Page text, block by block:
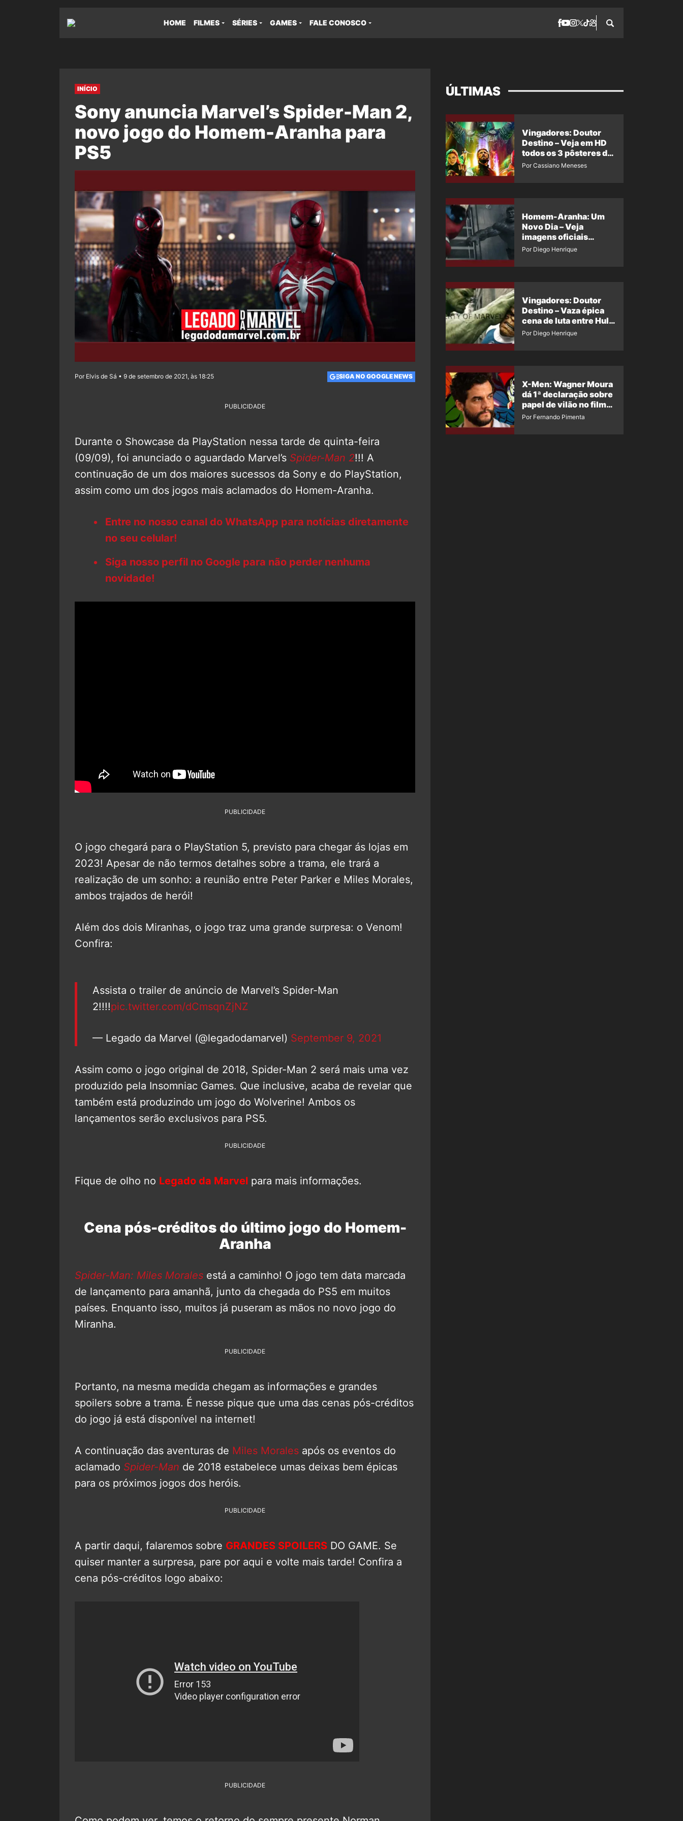
HOME FILMES SÉRIES GAMES FALE CONOSCO
INÍCIO
Sony anuncia Marvel’s Spider-Man 2,
novo jogo do Homem-Aranha para
PS5
Por Elvis de Sá • 9 de setembro de 2021, às 18:25 SIGA NO GOOGLE NEWS
PUBLICIDADE
Durante o Showcase da PlayStation nessa tarde de quinta-feira
(09/09), foi anunciado o aguardado Marvel’s Spider-Man 2!!! A
continuação de um dos maiores sucessos da Sony e do PlayStation,
assim como um dos jogos mais aclamados do Homem-Aranha.
Entre no nosso canal do WhatsApp para notícias diretamente
no seu celular!
Siga nosso perfil no Google para não perder nenhuma
novidade!
PUBLICIDADE
O jogo chegará para o PlayStation 5, previsto para chegar ás lojas em
2023! Apesar de não termos detalhes sobre a trama, ele trará a
realização de um sonho: a reunião entre Peter Parker e Miles Morales,
ambos trajados de herói!
Além dos dois Miranhas, o jogo traz uma grande surpresa: o Venom!
Confira:
Assista o trailer de anúncio de Marvel’s Spider-Man
2!!!!pic.twitter.com/dCmsqnZjNZ
— Legado da Marvel (@legadodamarvel) September 9, 2021
Assim como o jogo original de 2018, Spider-Man 2 será mais uma vez
produzido pela Insomniac Games. Que inclusive, acaba de revelar que
também está produzindo um jogo do Wolverine! Ambos os
lançamentos serão exclusivos para PS5.
PUBLICIDADE
Fique de olho no Legado da Marvel para mais informações.
Cena pós-créditos do último jogo do Homem-
Aranha
Spider-Man: Miles Morales está a caminho! O jogo tem data marcada
de lançamento para amanhã, junto da chegada do PS5 em muitos
países. Enquanto isso, muitos já puseram as mãos no novo jogo do
Miranha.
PUBLICIDADE
Portanto, na mesma medida chegam as informações e grandes
spoilers sobre a trama. É nesse pique que uma das cenas pós-créditos
do jogo já está disponível na internet!
A continuação das aventuras de Miles Morales após os eventos do
aclamado Spider-Man de 2018 estabelece umas deixas bem épicas
para os próximos jogos dos heróis.
PUBLICIDADE
A partir daqui, falaremos sobre GRANDES SPOILERS DO GAME. Se
quiser manter a surpresa, pare por aqui e volte mais tarde! Confira a
cena pós-créditos logo abaixo:
PUBLICIDADE
ÚLTIMAS
Vingadores: Doutor
Destino – Veja em HD
todos os 3 pôsteres de
‘Doomsday’ + 1 imagem
Por Cassiano Meneses
Homem-Aranha: Um
Novo Dia – Veja
imagens oficiais
descartadas do Hulk
Por Diego Henrique
Vingadores: Doutor
Destino – Vaza épica
cena de luta entre Hulk
e o Coisa
Por Diego Henrique
X-Men: Wagner Moura
dá 1ª declaração sobre
papel de vilão no filme
da Marvel
Por Fernando Pimenta